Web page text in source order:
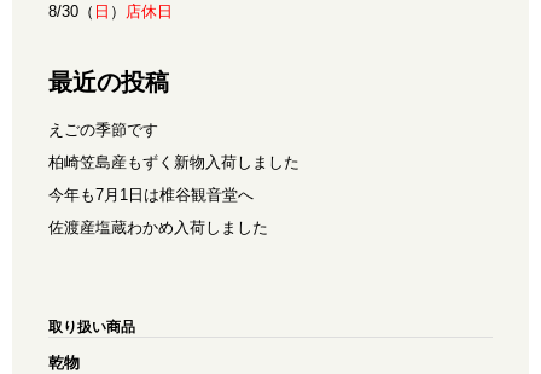
8/30（ 日 ） 店休日
最近の投稿
えごの季節です
柏崎笠島産もずく新物入荷しました
今年も7月1日は椎谷観音堂へ
佐渡産塩蔵わかめ入荷しました
取り扱い商品
乾物